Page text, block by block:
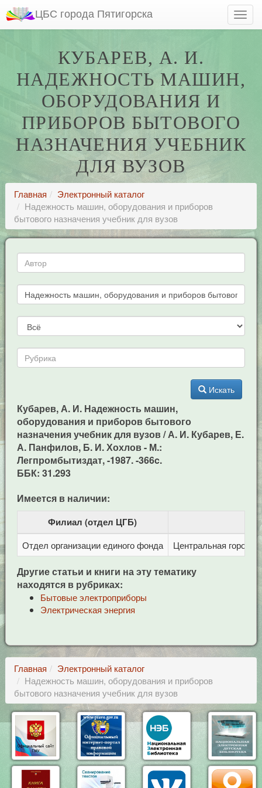
ЦБС города Пятигорска
КУБАРЕВ, А. И.
НАДЕЖНОСТЬ МАШИН,
ОБОРУДОВАНИЯ И
ПРИБОРОВ БЫТОВОГО
НАЗНАЧЕНИЯ УЧЕБНИК
ДЛЯ ВУЗОВ
Главная
Электронный каталог
Надежность машин, оборудования и приборов
бытового назначения учебник для вузов
Искать
Кубарев, А. И. Надежность машин,
оборудования и приборов бытового
назначения учебник для вузов / А. И. Кубарев, Е.
А. Панфилов, Б. И. Хохлов - М.:
Легпромбытиздат, -1987. -366c.
ББК: 31.293
Имеется в наличии:
Филиал (отдел ЦГБ)
Отдел организации единого фонда Центральная
Другие статьи и книги на эту тематику
находятся в рубриках:
Бытовые электроприборы
Электрическая энергия
Главная
Электронный каталог
Надежность машин, оборудования и приборов
бытового назначения учебник для вузов